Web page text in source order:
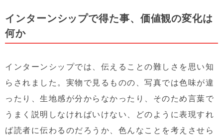
インターンシップで得た事、価値観の変化は
何か
インターンシップでは、伝えることの難しさを思い知
らされました。実物で見るものの、写真では色味が違
ったり、生地感が分からなかったり、そのため言葉で
うまく説明しなければいけない、どのように表現すれ
ば読者に伝わるのだろうか、色んなことを考えさせら